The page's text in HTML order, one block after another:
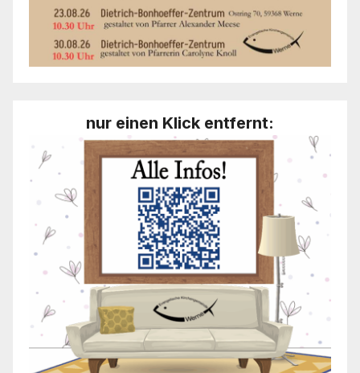
nur einen Klick entfernt: